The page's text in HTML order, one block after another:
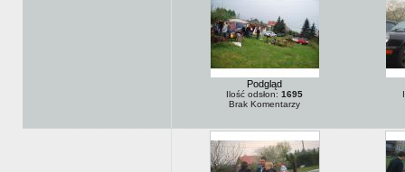
Podgląd
Ilość odsłon: 1695
Brak Komentarzy